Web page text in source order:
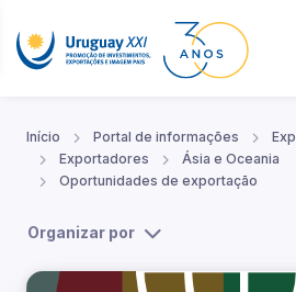
Início Portal de informações
Exportadores
Ásia e Oceania
Oportunidades de exportação
Organizar por